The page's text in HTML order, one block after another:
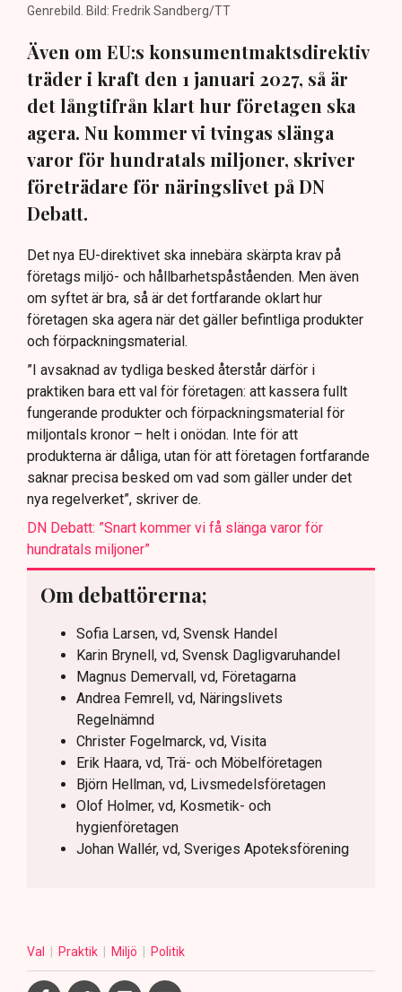
Genrebild. Bild: Fredrik Sandberg/TT
Även om EU:s konsumentmaktsdirektiv
träder i kraft den 1 januari 2027, så är
det långtifrån klart hur företagen ska
agera. Nu kommer vi tvingas slänga
varor för hundratals miljoner, skriver
företrädare för näringslivet på DN
Debatt.
Det nya EU-direktivet ska innebära skärpta krav på
företags miljö- och hållbarhetspåståenden. Men även
om syftet är bra, så är det fortfarande oklart hur
företagen ska agera när det gäller befintliga produkter
och förpackningsmaterial.
”I avsaknad av tydliga besked återstår därför i
praktiken bara ett val för företagen: att kassera fullt
fungerande produkter och förpackningsmaterial för
miljontals kronor – helt i onödan. Inte för att
produkterna är dåliga, utan för att företagen fortfarande
saknar precisa besked om vad som gäller under det
nya regelverket”, skriver de.
DN Debatt: ”Snart kommer vi få slänga varor för
hundratals miljoner”
Om debattörerna;
Sofia Larsen, vd, Svensk Handel
Karin Brynell, vd, Svensk Dagligvaruhandel
Magnus Demervall, vd, Företagarna
Andrea Femrell, vd, Näringslivets
Regelnämnd
Christer Fogelmarck, vd, Visita
Erik Haara, vd, Trä- och Möbelföretagen
Björn Hellman, vd, Livsmedelsföretagen
Olof Holmer, vd, Kosmetik- och
hygienföretagen
Johan Wallér, vd, Sveriges Apoteksförening
Val Praktik Miljö Politik